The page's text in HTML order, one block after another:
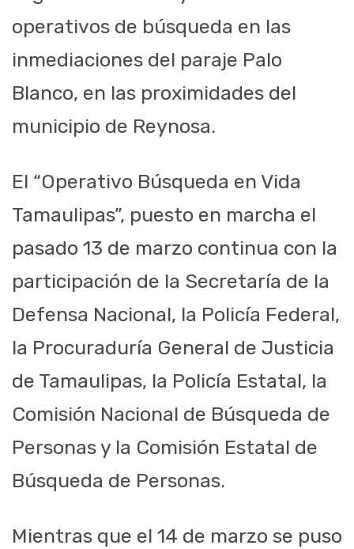
operativos de búsqueda en las
inmediaciones del paraje Palo
Blanco, en las proximidades del
municipio de Reynosa.
El “Operativo Búsqueda en Vida
Tamaulipas”, puesto en marcha el
pasado 13 de marzo continua con la
participación de la Secretaría de la
Defensa Nacional, la Policía Federal,
la Procuraduría General de Justicia
de Tamaulipas, la Policía Estatal, la
Comisión Nacional de Búsqueda de
Personas y la Comisión Estatal de
Búsqueda de Personas.
Mientras que el 14 de marzo se puso